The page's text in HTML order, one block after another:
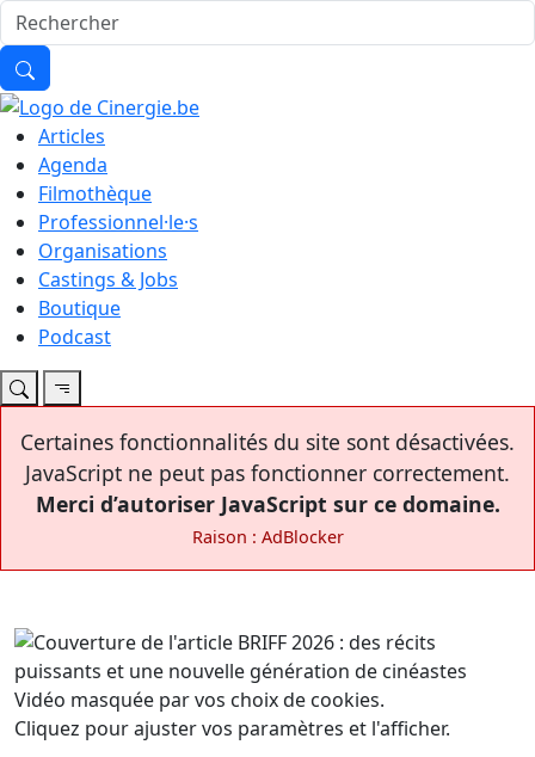
Articles
Agenda
Filmothèque
Professionnel·le·s
Organisations
Castings & Jobs
Boutique
Podcast
Certaines fonctionnalités du site sont désactivées.
JavaScript ne peut pas fonctionner correctement.
Merci d’autoriser JavaScript sur ce domaine.
Raison : AdBlocker
Vidéo masquée par vos choix de cookies.
Cliquez pour ajuster vos paramètres et l'afficher.